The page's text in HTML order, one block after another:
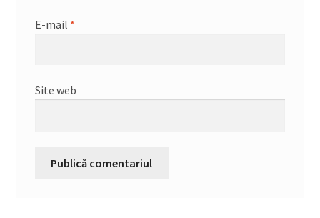
E-mail *
Site web